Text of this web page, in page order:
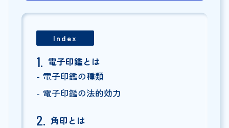
Index
電子印鑑とは
電子印鑑の種類
電子印鑑の法的効力
角印とは